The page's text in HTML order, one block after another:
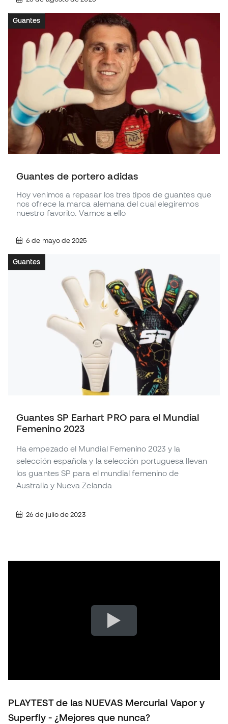
Guantes
Guantes de portero adidas
Hoy venimos a repasar los tres tipos de guantes que
nos ofrece la marca alemana del cual elegiremos
nuestro favorito. Vamos a ello
6 de mayo de 2025
Guantes
Guantes SP Earhart PRO para el Mundial
Femenino 2023
Ha empezado el Mundial Femenino 2023 y la
selección española y la selección portuguesa llevan
los guantes SP para el mundial femenino de
Australia y Nueva Zelanda
26 de julio de 2023
PLAYTEST de las NUEVAS Mercurial Vapor y
Superfly - ¿Mejores que nunca?